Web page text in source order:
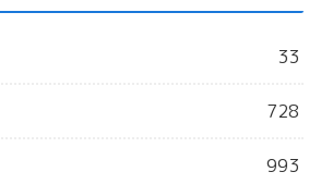
33
728
993